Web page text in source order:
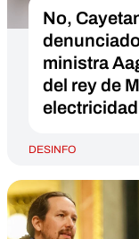
No,
ministra
del rey de
electricidad
DESINFO